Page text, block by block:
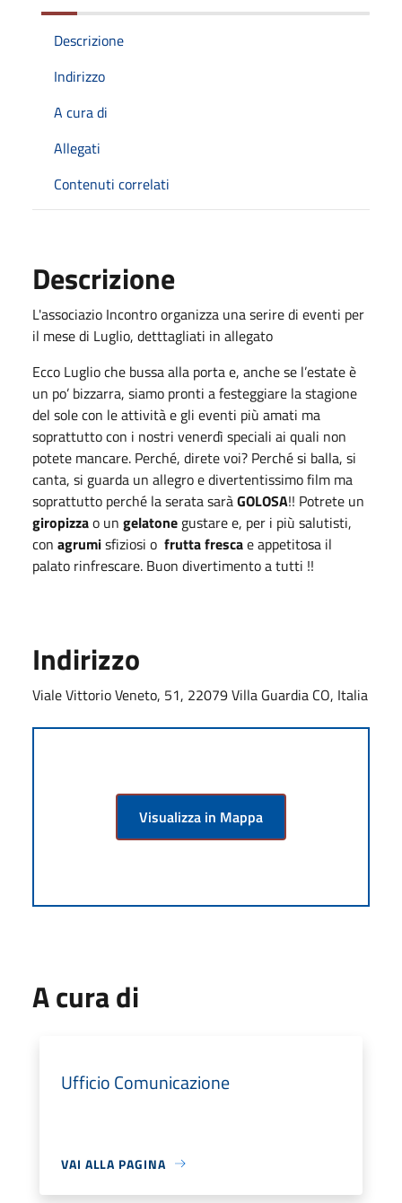
Descrizione
Indirizzo
A cura di
Allegati
Contenuti correlati
Descrizione
L'associazio Incontro organizza una serire di eventi per
il mese di Luglio, detttagliati in allegato
Ecco Luglio che bussa alla porta e, anche se l’estate è
un po’ bizzarra, siamo pronti a festeggiare la stagione
del sole con le attività e gli eventi più amati ma
soprattutto con i nostri venerdì speciali ai quali non
potete mancare. Perché, direte voi? Perché si balla, si
canta, si guarda un allegro e divertentissimo film ma
soprattutto perché la serata saràGOLOSA!! Potrete un
giropizzao un gelatone gustare e, per i più salutisti,
con agrumisfiziosi o frutta frescae appetitosa il
palato rinfrescare. Buon divertimento a tutti !!
Indirizzo
Viale Vittorio Veneto, 51, 22079 Villa Guardia CO, Italia
Visualizza in Mappa
A cura di
Ufficio Comunicazione
VAI ALLA PAGINA